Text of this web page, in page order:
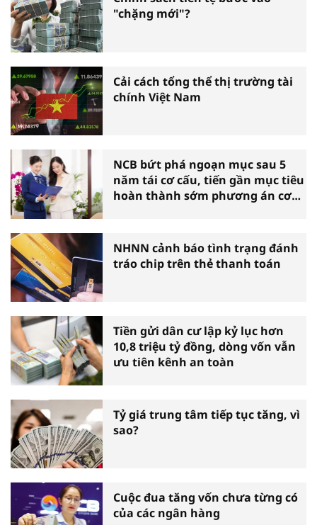
"chặng mới"?
Cải cách tổng thể thị trường tài
chính Việt Nam
NCB bứt phá ngoạn mục sau 5
năm tái cơ cấu, tiến gần mục tiêu
hoàn thành sớm phương án cơ
NHNN cảnh báo tình trạng đánh
tráo chip trên thẻ thanh toán
Tiền gửi dân cư lập kỷ lục hơn
10,8 triệu tỷ đồng, dòng vốn vẫn
ưu tiên kênh an toàn
Tỷ giá trung tâm tiếp tục tăng, vì
sao?
Cuộc đua tăng vốn chưa từng có
của các ngân hàng